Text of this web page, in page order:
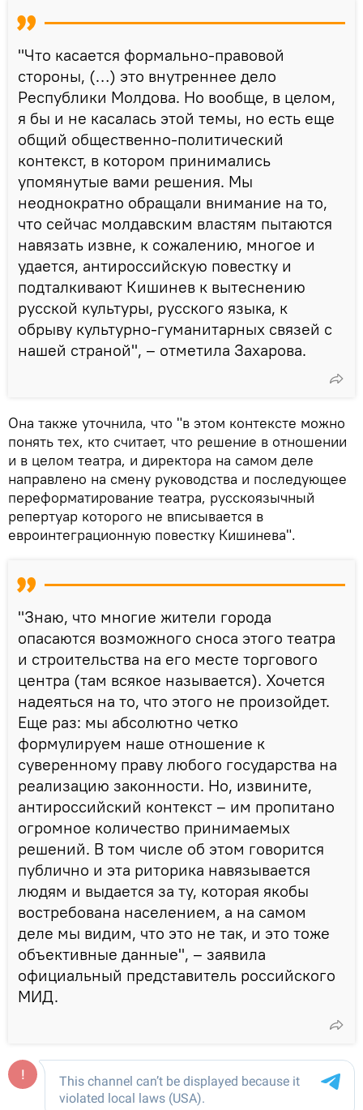
"Что касается формально-правовой
стороны, (…) это внутреннее дело
Республики Молдова. Но вообще, в целом,
я бы и не касалась этой темы, но есть еще
общий общественно-политический
контекст, в котором принимались
упомянутые вами решения. Мы
неоднократно обращали внимание на то,
что сейчас молдавским властям пытаются
навязать извне, к сожалению, многое и
удается, антироссийскую повестку и
подталкивают Кишинев к вытеснению
русской культуры, русского языка, к
обрыву культурно-гуманитарных связей с
нашей страной", – отметила Захарова.
Она также уточнила, что "в этом контексте можно
понять тех, кто считает, что решение в отношении
и в целом театра, и директора на самом деле
направлено на смену руководства и последующее
переформатирование театра, русскоязычный
репертуар которого не вписывается в
евроинтеграционную повестку Кишинева".
"Знаю, что многие жители города
опасаются возможного сноса этого театра
и строительства на его месте торгового
центра (там всякое называется). Хочется
надеяться на то, что этого не произойдет.
Еще раз: мы абсолютно четко
формулируем наше отношение к
суверенному праву любого государства на
реализацию законности. Но, извините,
антироссийский контекст – им пропитано
огромное количество принимаемых
решений. В том числе об этом говорится
публично и эта риторика навязывается
людям и выдается за ту, которая якобы
востребована населением, а на самом
деле мы видим, что это не так, и это тоже
объективные данные", – заявила
официальный представитель российского
МИД.